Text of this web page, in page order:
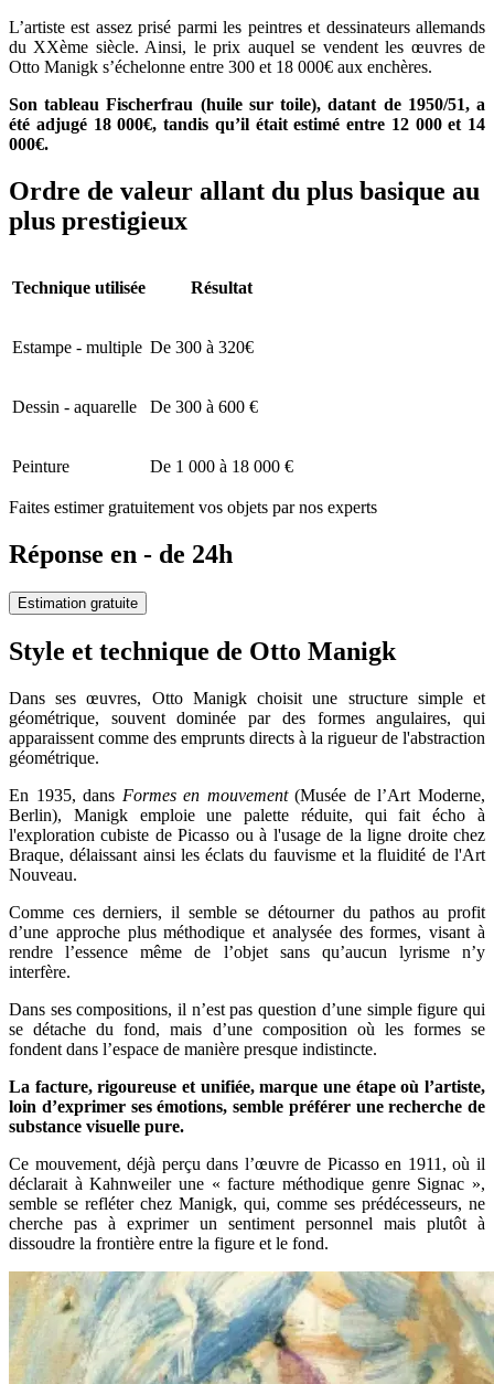
L’artiste est assez prisé parmi les peintres et dessinateurs allemands
du XXème siècle. Ainsi, le prix auquel se vendent les œuvres de
Otto Manigk s’échelonne entre 300 et 18 000€ aux enchères.
Son tableau Fischerfrau (huile sur toile), datant de 1950/51, a
été adjugé 18 000€, tandis qu’il était estimé entre 12 000 et 14
000€.
Ordre de valeur allant du plus basique au
plus prestigieux
Technique utilisée Résultat
Estampe - multiple De 300 à 320€
Dessin - aquarelle De 300 à 600 €
Peinture De 1 000 à 18 000 €
Faites estimer gratuitement vos objets par nos experts
Réponse en - de 24h
Estimation gratuite
Style et technique de Otto Manigk
Dans ses œuvres, Otto Manigk choisit une structure simple et
géométrique, souvent dominée par des formes angulaires, qui
apparaissent comme des emprunts directs à la rigueur de l'abstraction
géométrique.
En 1935, dans Formes en mouvement(Musée de l’Art Moderne,
Berlin), Manigk emploie une palette réduite, qui fait écho à
l'exploration cubiste de Picasso ou à l'usage de la ligne droite chez
Braque, délaissant ainsi les éclats du fauvisme et la fluidité de l'Art
Nouveau.
Comme ces derniers, il semble se détourner du pathos au profit
d’une approche plus méthodique et analysée des formes, visant à
rendre l’essence même de l’objet sans qu’aucun lyrisme n’y
interfère.
Dans ses compositions, il n’est pas question d’une simple figure qui
se détache du fond, mais d’une composition où les formes se
fondent dans l’espace de manière presque indistincte.
La facture, rigoureuse et unifiée, marque une étape où l’artiste,
loin d’exprimer ses émotions, semble préférer une recherche de
substance visuelle pure.
Ce mouvement, déjà perçu dans l’œuvre de Picasso en 1911, où il
déclarait à Kahnweiler une « facture méthodique genre Signac »,
semble se refléter chez Manigk, qui, comme ses prédécesseurs, ne
cherche pas à exprimer un sentiment personnel mais plutôt à
dissoudre la frontière entre la figure et le fond.